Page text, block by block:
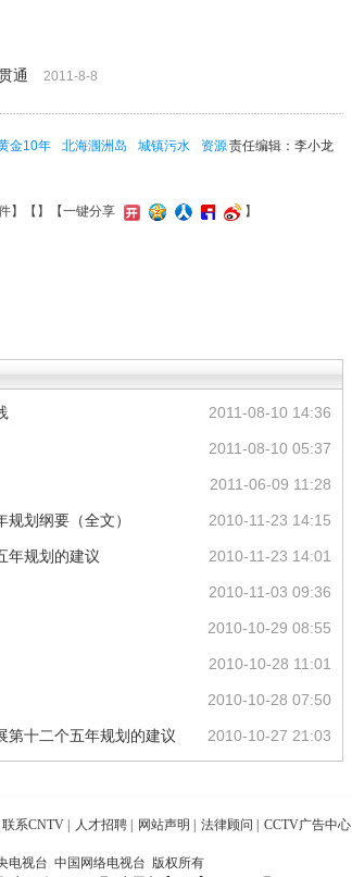
通 2011-8-8
责任编辑：李小龙
金10年 北海涠洲岛 城镇污水
资源
】【 】 【一键分享 】
2011-08-10 14:36
2011-08-10 05:37
2011-06-09 11:28
2010-11-23 14:15
划纲要（全文）
2010-11-23 14:01
年规划的建议
2010-11-03 09:36
2010-10-29 08:55
2010-10-28 11:01
2010-10-28 07:50
2010-10-27 21:03
第十二个五年规划的建议
联系CNTV 人才招聘 网站声明 法律顾问 CCTV广告中心
电视台 中国网络电视台 版权所有